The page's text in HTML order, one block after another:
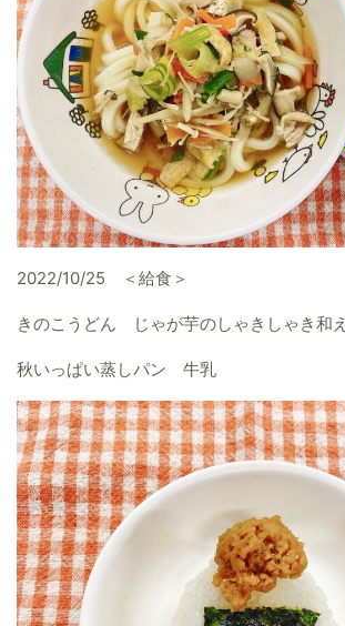
2022/10/25 ＜給食＞
きのこうどん じゃが芋のしゃきしゃき和え
秋いっぱい蒸しパン 牛乳